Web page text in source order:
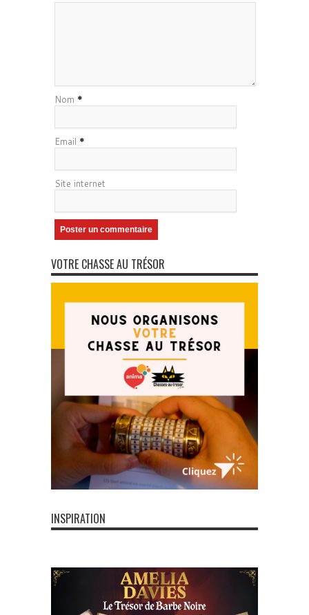
Nom *
Email *
Site internet
VOTRE CHASSE AU TRÉSOR
INSPIRATION